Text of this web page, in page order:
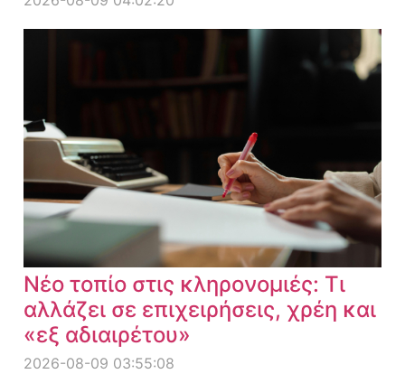
Νέο τοπίο στις κληρονομιές: Τι
αλλάζει σε επιχειρήσεις, χρέη και
«εξ αδιαιρέτου»
2026-08-09 03:55:08